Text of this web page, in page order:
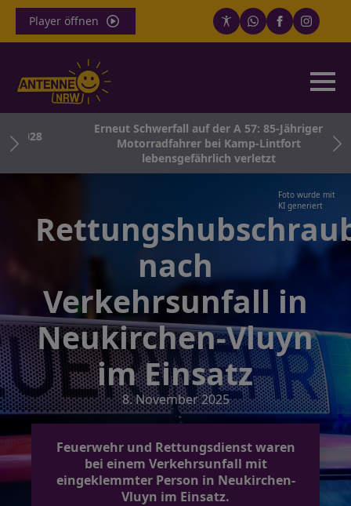
Player öffnen
Erneut Schwerfall auf der A 57: 85-Jähriger
Motorradfahrer bei Kamp-Lintfort
lebensgefährlich verletzt
Foto wurde mit
KI generiert
nach
Verkehrsunfall in
Neukirchen-Vluyn
im Einsatz
8. November 2025
Feuerwehr und Rettungsdienst waren
bei einem Verkehrsunfall mit
eingeklemmter Person in Neukirchen-
Vluyn im Einsatz.